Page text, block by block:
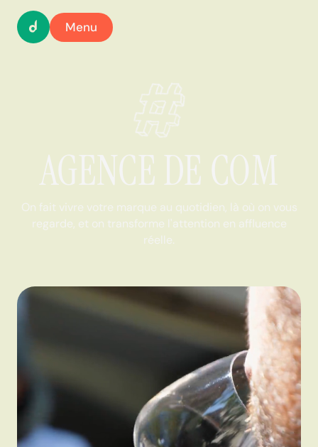
Menu
AGENCE DE COM
On fait vivre votre marque au quotidien, là où on vous
regarde, et on transforme l'attention en affluence
réelle.